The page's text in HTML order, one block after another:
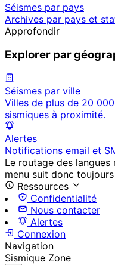
Séismes par pays
Archives par pays et
Approfondir
Explorer par
Séismes par ville
Villes de plus de 20
sismiques à proximité.
Alertes
Notifications email et
Le routage des
menu suit donc
Ressources
Confidentialité
Nous contacter
Alertes
Connexion
Navigation
Sismique Zone